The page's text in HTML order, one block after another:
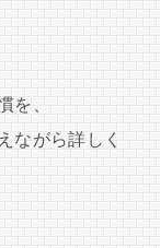
を、
ながら詳しく